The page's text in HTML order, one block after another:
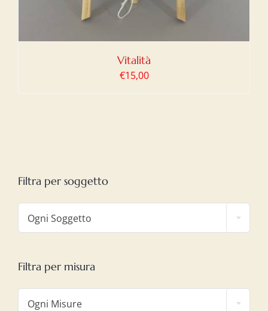
Vitalità
€15,00
Filtra per soggetto
Ogni Soggetto
Filtra per misura
Ogni Misure